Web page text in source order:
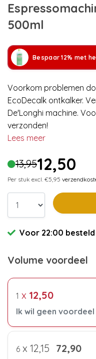
500ml
Bespaar 12% met
Voorkom problemen
EcoDecalk ontkalker.
De'Longhi machine.
verzonden!
Lees meer
13,9512,50
Per stuk excl. €5,95
Voor 22:00
Volume voordeel
1 x 12,50
Ik wil geen voordeel
6 x 12,15 72,90